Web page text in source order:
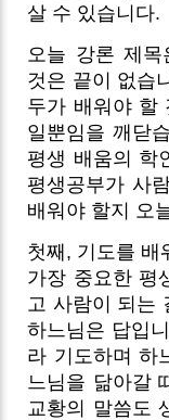
살 수 있습니다.
오늘 강론 제
것은 끝이 없습
두가 배워야 할
일뿐임을 깨닫
평생 배움의 학
평생공부가 사
배워야 할지 오
첫째, 기도를 배
가장 중요한 평
고 사람이 되는
하느님은 답입
라 기도하며 하
느님을 닮아갈
교황의 말씀도